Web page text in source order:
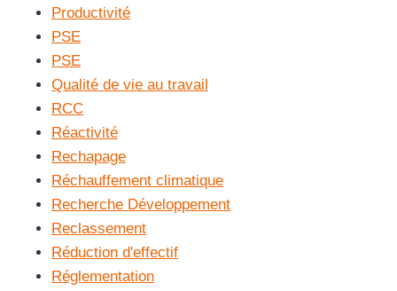
Productivité
PSE
PSE
Qualité de vie au travail
RCC
Réactivité
Rechapage
Réchauffement climatique
Recherche Développement
Reclassement
Réduction d'effectif
Réglementation